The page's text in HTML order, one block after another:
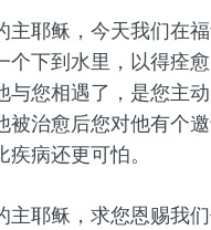
主耶稣，今天我们在
个下到水里，以得痊
与您相遇了，是您主
被治愈后您对他有个
疾病还更可怕。
主耶稣，求您恩赐我